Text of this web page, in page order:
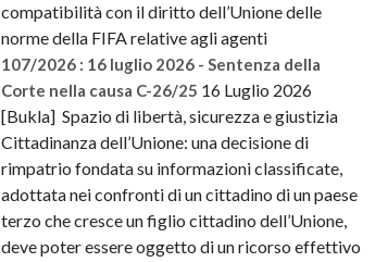
compatibilità con il diritto dell’Unione delle
norme della FIFA relative agli agenti
107/2026 : 16 luglio 2026 - Sentenza della
Corte nella causa C-26/25 16 Luglio 2026
[Bukla] Spazio di libertà, sicurezza e giustizia
Cittadinanza dell’Unione: una decisione di
rimpatrio fondata su informazioni classificate,
adottata nei confronti di un cittadino di un paese
terzo che cresce un figlio cittadino dell’Unione,
deve poter essere oggetto di un ricorso effettivo